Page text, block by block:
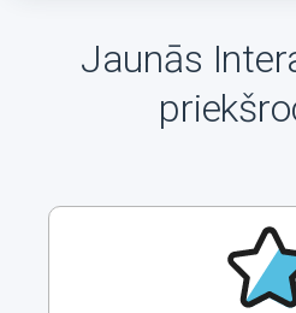
Jaunās